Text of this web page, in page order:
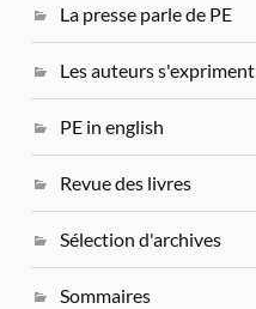
La presse parle de PE
Les auteurs s'expriment
PE in english
Revue des livres
Sélection d'archives
Sommaires